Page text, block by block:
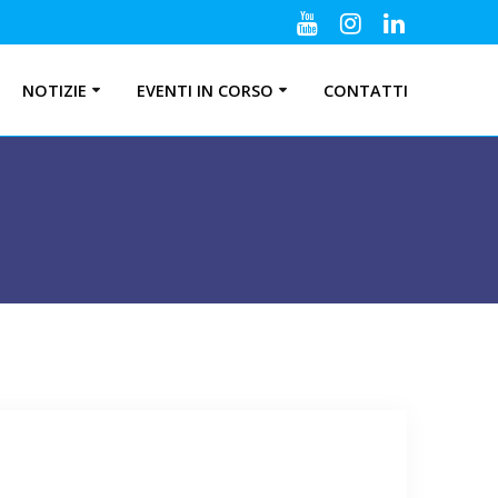
NOTIZIE EVENTI IN CORSO CONTATTI